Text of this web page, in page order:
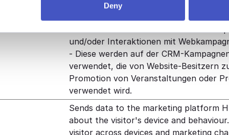
Deny
und/oder Interaktionen mit
- Diese werden auf der CRM-
verwendet, die von Website-Besitzern
Promotion von Veranstaltungen oder
verwendet wird.
Sends data to the marketing platform
about the visitor's device and
visitor across devices and marketing